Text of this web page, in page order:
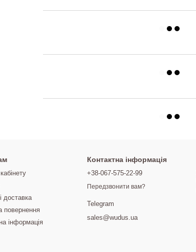
доставка
повернення
інформація
Контактна інформація
+38-067-575-22-99
Передзвонити вам?
Telegram
sales@wudus.ua